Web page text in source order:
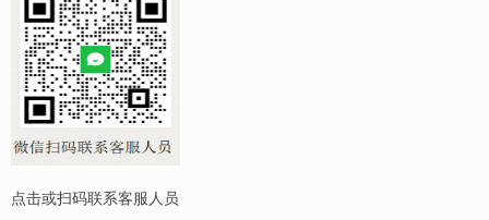
点击或扫码联系客服人员